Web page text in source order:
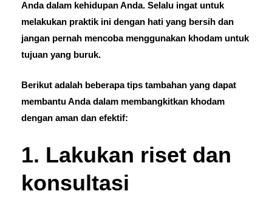
Anda dalam kehidupan Anda. Selalu ingat untuk
melakukan praktik ini dengan hati yang bersih dan
jangan pernah mencoba menggunakan khodam untuk
tujuan yang buruk.
Berikut adalah beberapa tips tambahan yang dapat
membantu Anda dalam membangkitkan khodam
dengan aman dan efektif:
1. Lakukan riset dan
konsultasi